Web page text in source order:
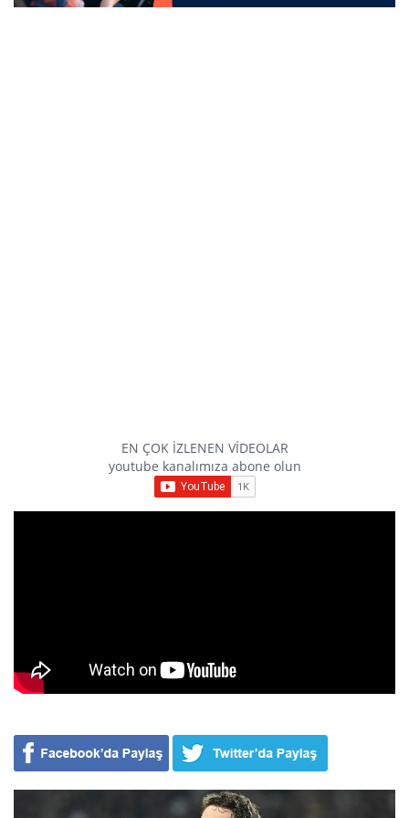
EN ÇOK İZLENEN VİDEOLAR
youtube kanalımıza abone olun